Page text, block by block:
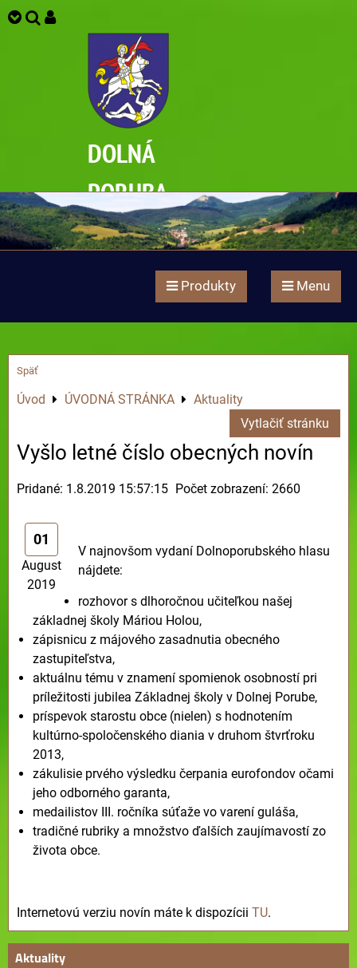
DOLNÁ
PORUBA
Produkty Menu
Späť
Úvod ÚVODNÁ STRÁNKA
Aktuality
Vytlačiť stránku
Vyšlo letné číslo obecných novín
Pridané: 1.8.2019 15:57:15 Počet zobrazení: 2660
01
August
2019
V najnovšom vydaní Dolnoporubského hlasu
nájdete:
rozhovor s dlhoročnou učiteľkou našej
základnej školy Máriou Holou,
zápisnicu z májového zasadnutia obecného
zastupiteľstva,
aktuálnu tému v znamení spomienok osobností pri
príležitosti jubilea Základnej školy v Dolnej Porube,
príspevok starostu obce (nielen) s hodnotením
kultúrno-spoločenského diania v druhom štvrťroku
2013,
zákulisie prvého výsledku čerpania eurofondov očami
jeho odborného garanta,
medailistov III. ročníka súťaže vo varení guláša,
tradičné rubriky a množstvo ďalších zaujímavostí zo
života obce.
Internetovú verziu novín máte k dispozícii TU.
Aktuality